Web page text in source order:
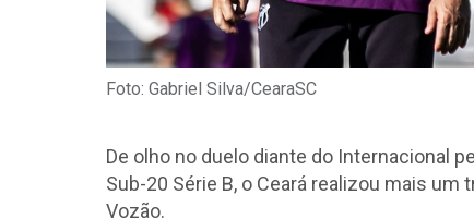
Foto: Gabriel Silva/CearaSC
De olho no duelo diante do Internacional
Sub-20 Série B, o Ceará realizou mais um
Vozão.